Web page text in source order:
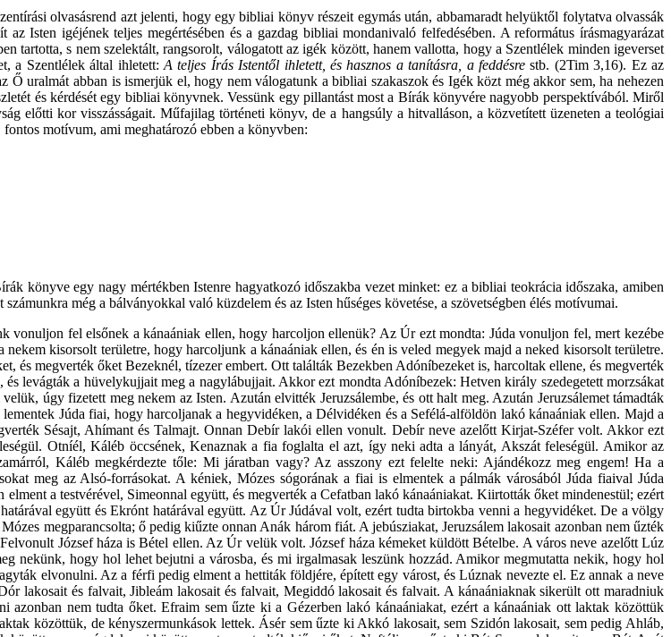
olvasásrend azt jelenti, hogy egy bibliai könyv részeit egymás után, abbamaradt helyüktől folytatva olvassák
Isten igéjének teljes megértésében és a gazdag bibliai mondanivaló felfedésében. A református írásmagyarázat
tartotta, s nem szelektált, rangsorolt, válogatott az igék között, hanem vallotta, hogy a Szentlélek minden igeverset
a Szentlélek által ihletett: A teljes Írás Istentől ihletett, és hasznos a tanításra, a feddésrestb. (2Tim 3,16). Ez az
uralmát abban is ismerjük el, hogy nem válogatunk a bibliai szakaszok és Igék közt még akkor sem, ha nehezen
és kérdését egy bibliai könyvnek. Vessünk egy pillantást most a Bírák könyvére nagyobb perspektívából. Miről
előtti kor visszásságait. Műfajilag történeti könyv, de a hangsúly a hitvalláson, a közvetített üzeneten a teológiai
motívum, ami meghatározó ebben a könyvben:
könyve egy nagy mértékben Istenre hagyatkozó időszakba vezet minket: ez a bibliai teokrácia időszaka, amiben
még a bálványokkal való küzdelem és az Isten hűséges követése, a szövetségben élés motívumai.
vonuljon fel elsőnek a kánaániak ellen, hogy harcoljon ellenük? Az Úr ezt mondta: Júda vonuljon fel, mert kezébe
kisorsolt területre, hogy harcoljunk a kánaániak ellen, és én is veled megyek majd a neked kisorsolt területre.
és megverték őket Bezeknél, tízezer embert. Ott találták Bezekben Adóníbezeket is, harcoltak ellene, és megverték
levágták a hüvelykujjait meg a nagylábujjait. Akkor ezt mondta Adóníbezek: Hetven király szedegetett morzsákat
úgy fizetett meg nekem az Isten. Azután elvitték Jeruzsálembe, és ott halt meg. Azután Jeruzsálemet támadták
Júda fiai, hogy harcoljanak a hegyvidéken, a Délvidéken és a Sefélá-alföldön lakó kánaániak ellen. Majd a
Sésajt, Ahímant és Talmajt. Onnan Debír lakói ellen vonult. Debír neve azelőtt Kirjat-Széfer volt. Akkor ezt
Otníél, Káléb öccsének, Kenaznak a fia foglalta el azt, így neki adta a lányát, Akszát feleségül. Amikor az
Káléb megkérdezte tőle: Mi járatban vagy? Az asszony ezt felelte neki: Ajándékozz meg engem! Ha a
meg az Alsó-forrásokat. A kéniek, Mózes sógorának a fiai is elmentek a pálmák városából Júda fiaival Júda
a testvérével, Simeonnal együtt, és megverték a Cefatban lakó kánaániakat. Kiirtották őket mindenestül; ezért
együtt és Ekrónt határával együtt. Az Úr Júdával volt, ezért tudta birtokba venni a hegyvidéket. De a völgy
megparancsolta; ő pedig kiűzte onnan Anák három fiát. A jebúsziakat, Jeruzsálem lakosait azonban nem űzték
József háza is Bétel ellen. Az Úr velük volt. József háza kémeket küldött Bételbe. A város neve azelőtt Lúz
nekünk, hogy hol lehet bejutni a városba, és mi irgalmasak leszünk hozzád. Amikor megmutatta nekik, hogy hol
elvonulni. Az a férfi pedig elment a hettiták földjére, épített egy várost, és Lúznak nevezte el. Ez annak a neve
lakosait és falvait, Jibleám lakosait és falvait, Megiddó lakosait és falvait. A kánaániaknak sikerült ott maradniuk
nem tudta őket. Efraim sem űzte ki a Gézerben lakó kánaániakat, ezért a kánaániak ott laktak közöttük
közöttük, de kényszermunkások lettek. Ásér sem űzte ki Akkó lakosait, sem Szidón lakosait, sem pedig Ahláb,